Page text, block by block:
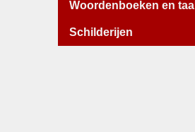
Woordenboeken en taal
Schilderijen